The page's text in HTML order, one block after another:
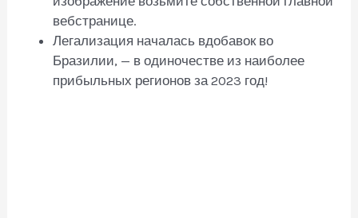
вебстранице.
Легализация началась вдобавок во
Бразилии, — в одиночестве из наиболее
прибыльных регионов за 2023 год!